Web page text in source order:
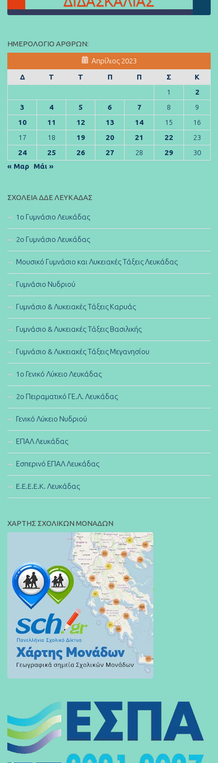
ΗΜΕΡΟΛΌΓΙΟ ΆΡΘΡΩΝ:
Απρίλιος 2023
Δ
Τ Τ Π Π Σ
Κ
1
2
3
4 5 6 7 8
9
10
11 12 13 14 15
16
17
18 19 20 21 22
23
24
25 26 27 28 29
30
« Μαρ Μάι »
ΣΧΟΛΕΊΑ ΔΔΕ ΛΕΥΚΆΔΑΣ
1ο Γυμνάσιο Λευκάδας
2ο Γυμνάσιο Λευκάδας
Μουσικό Γυμνάσιο και Λυκειακές Τάξεις Λευκάδας
Γυμνάσιο Νυδριού
Γυμνάσιο & Λυκειακές Τάξεις Καρυάς
Γυμνάσιο & Λυκειακές Τάξεις Βασιλικής
Γυμνάσιο & Λυκειακές Τάξεις Μεγανησίου
1ο Γενικό Λύκειο Λευκάδας
2ο Πειραματικό ΓΕ.Λ. Λευκάδας
Γενικό Λύκειο Νυδριού
ΕΠΑΛ Λευκάδας
Εσπερινό ΕΠΑΛ Λευκάδας
E.E.E.E.K. Λευκάδας
ΧΑΡΤΗΣ ΣΧΟΛΙΚΩΝ ΜΟΝΑΔΩΝ